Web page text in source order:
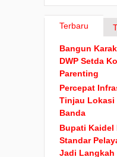
Terbaru
Bangun
DWP Setda
Parenting
Percepat
Tinjau Lokasi
Banda
Bupati Kaidel
Standar
Jadi Langkah